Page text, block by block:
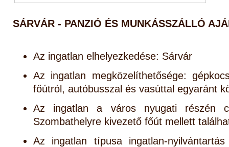
SÁRVÁR - PANZIÓ ÉS MUNKÁSSZÁLLÓ
Az ingatlan elhelyezkedése: Sárvár
Az ingatlan megközelíthetősége:
főútról, autóbusszal és vasúttal egyaránt
Az ingatlan a város nyugati részén
Szombathelyre kivezető főút mellett
Az ingatlan típusa ingatlan-